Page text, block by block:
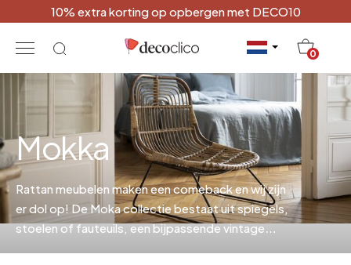
10% extra korting op opbergen met DECO10
0
Mokka
Rattan meubelen maken een comeback en wij zijn
er dol op! De Moka collectie bestaat uit spiegels,
stoelen of fauteuils, een bijpassende vintage